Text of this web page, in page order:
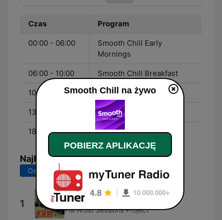
Czas Program
00:00 - 06:00
Smooth Chill Early
Mornings
06:00 - 10:00 Smooth Chill Breakfast
10:00 - 13:00 Smooth Chill Mornings
13:00 - 18:00 Smooth Chill Afternoons
18:00 - 00:00 Smooth Chill Evenings
Najlepsze piosenki
Ostatnie 7 dni Ostatnie 30 dni
1 Gorgeous
PM Artist Sessions Project
Smooth Chill na żywo
POBIERZ APLIKACJĘ